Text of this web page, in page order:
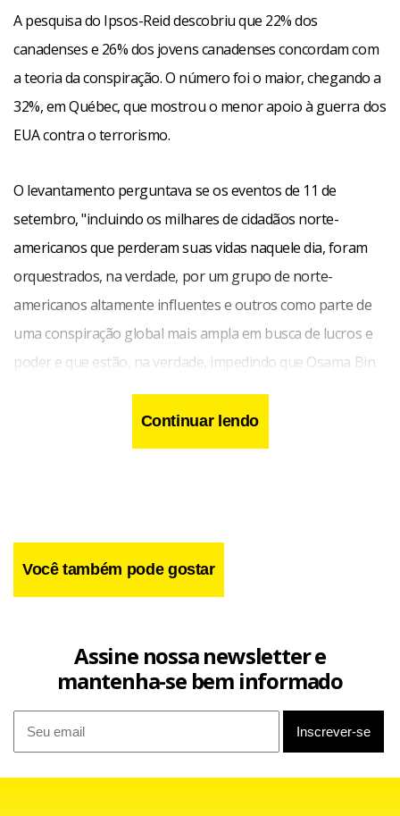
A pesquisa do Ipsos-Reid descobriu que 22% dos
canadenses e 26% dos jovens canadenses concordam com
a teoria da conspiração. O número foi o maior, chegando a
32%, em Québec, que mostrou o menor apoio à guerra dos
EUA contra o terrorismo.
O levantamento perguntava se os eventos de 11 de
setembro, "incluindo os milhares de cidadãos norte-
americanos que perderam suas vidas naquele dia, foram
orquestrados, na verdade, por um grupo de norte-
americanos altamente influentes e outros como parte de
uma conspiração global mais ampla em busca de lucros e
poder e que estão, na verdade, impedindo que Osama Bin
Laden seja capturado".
Continuar lendo
Você também pode gostar
Assine nossa newsletter e
mantenha-se bem informado